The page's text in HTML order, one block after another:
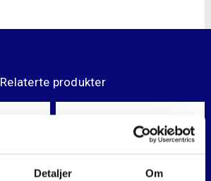
Detaljer Om
Relaterte produkter